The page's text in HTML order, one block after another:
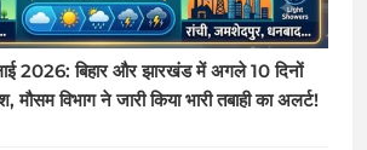
2026: बिहार और झारखंड में अगले 10 दिनों
मौसम विभाग ने जारी किया भारी तबाही का अलर्ट!